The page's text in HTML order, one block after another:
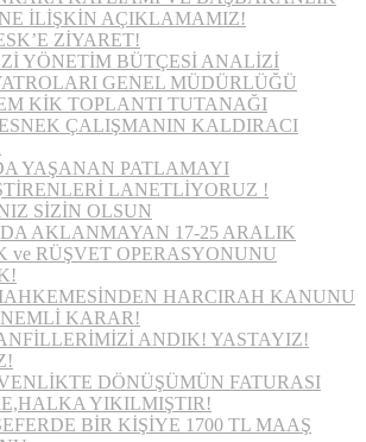
İLİŞKİN AÇIKLAMAMIZ!
ZİYARET!
YÖNETİM BÜTÇESİ ANALİZİ
GENEL MÜDÜRLÜĞÜ
KİK TOPLANTI TUTANAĞI
ÇALIŞMANIN KALDIRACI
YAŞANAN PATLAMAYI
LANETLİYORUZ !
SİZİN OLSUN
AKLANMAYAN 17-25 ARALIK
ve RÜŞVET OPERASYONUNU
HARCIRAH KANUNU
KARAR!
ANDIK! YASTAYIZ!
DÖNÜŞÜMÜN FATURASI
YIKILMIŞTIR!
BİR KİŞİYE 1700 TL MAAŞ